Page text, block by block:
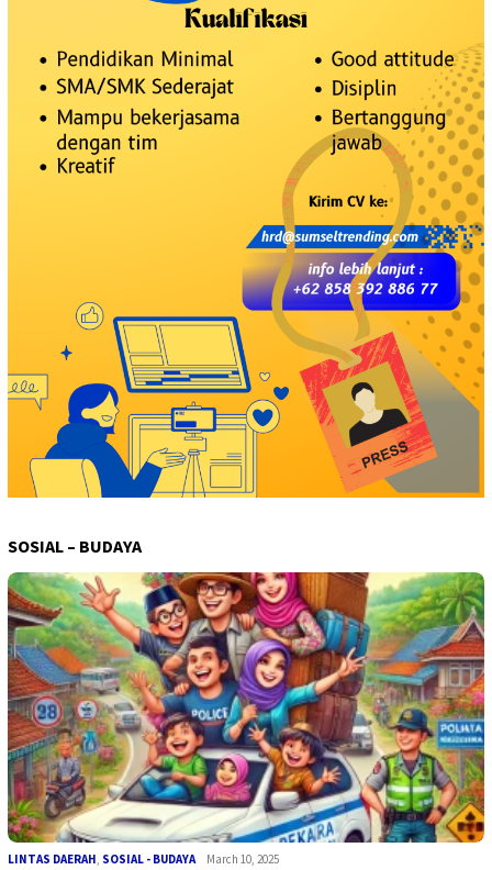
SOSIAL – BUDAYA
LINTAS DAERAH SOSIAL - BUDAYA March 10, 2025